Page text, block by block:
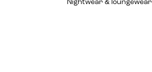
Nightwear & loungewear